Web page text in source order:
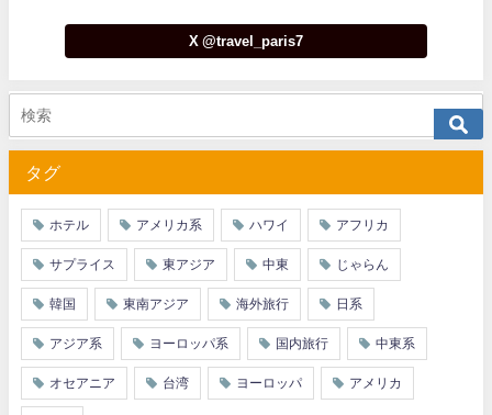
X @travel_paris7
タグ
ホテル アメリカ系 ハワイ アフリカ
サプライス 東アジア 中東 じゃらん
韓国 東南アジア 海外旅行 日系
アジア系 ヨーロッパ系 国内旅行 中東系
オセアニア 台湾 ヨーロッパ アメリカ